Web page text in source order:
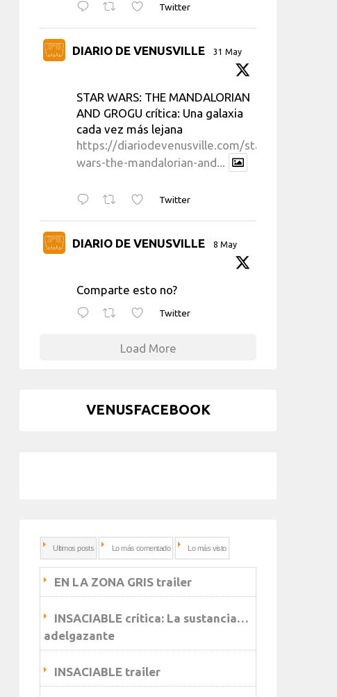
Twitter
DIARIO DE VENUSVILLE 31 May
STAR WARS: THE MANDALORIAN
AND GROGU crítica: Una galaxia
cada vez más lejana
https://diariodevenusville.com/star-
wars-the-mandalorian-and...
Twitter
DIARIO DE VENUSVILLE 8 May
Comparte esto no?
Twitter
Load More
VENUSFACEBOOK
Ultimos posts Lo más comentado Lo más visto
EN LA ZONA GRIS trailer
INSACIABLE crítica: La sustancia…
adelgazante
INSACIABLE trailer